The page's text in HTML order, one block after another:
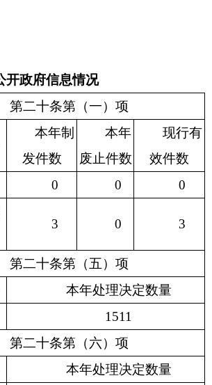
开政府信息情况
第二十条第（一）项
本年制
发件数
本年
废止件数
现行有
效件数
0 0
0
3 0 3
第二十条第（五）项
本年处理决定数量
1511
第二十条第（六）项
本年处理决定数量